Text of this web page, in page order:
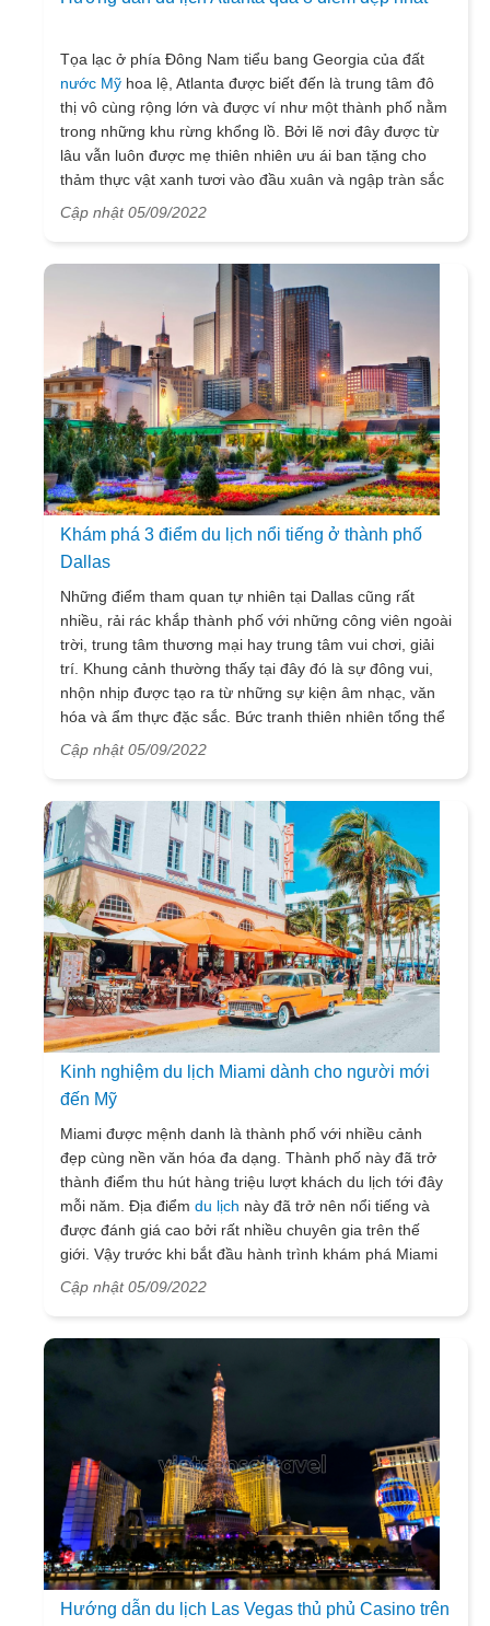
Tọa lạc ở phía Đông Nam tiểu bang Georgia của đất
nước Mỹ hoa lệ, Atlanta được biết đến là trung tâm đô
thị vô cùng rộng lớn và được ví như một thành phố nằm
trong những khu rừng khổng lồ. Bởi lẽ nơi đây được từ
lâu vẫn luôn được mẹ thiên nhiên ưu ái ban tặng cho
thảm thực vật xanh tươi vào đầu xuân và ngập tràn sắc
vàng đỏ lãng mạn nên thơ mỗi khi mùa thu ghé đến.
nên sự hấp dẫn thu hút sự quan tâm của nhiều du
khách. Cùng Vietsense travel điểm danh danh sách
những điểm đến hấp dẫn nhất ở Atlanta gồm có những
nơi nào quý vị nhé!
Cập nhật 05/09/2022
Khám phá 3 điểm du lịch nổi tiếng ở thành phố
Dallas
Những điểm tham quan tự nhiên tại Dallas cũng rất
nhiều, rải rác khắp thành phố với những công viên ngoài
trời, trung tâm thương mại hay trung tâm vui chơi, giải
trí. Khung cảnh thường thấy tại đây đó là sự đông vui,
nhộn nhịp được tạo ra từ những sự kiện âm nhạc, văn
hóa và ẩm thực đặc sắc. Bức tranh thiên nhiên tổng thể
từ đây hiện lên khiến du khách không thể rời mắt. Để có
và cần thiết nhất, đặc biệt là top 3 những điểm du lịch
nổi tiếng tại Dallas, cùng tham khảo nhé!
Cập nhật 05/09/2022
Kinh nghiệm du lịch Miami dành cho người mới
đến Mỹ
Miami được mệnh danh là thành phố với nhiều cảnh
đẹp cùng nền văn hóa đa dạng. Thành phố này đã trở
thành điểm thu hút hàng triệu lượt khách du lịch tới đây
mỗi năm. Địa điểm du lịch này đã trở nên nổi tiếng và
được đánh giá cao bởi rất nhiều chuyên gia trên thế
giới. Vậy trước khi bắt đầu hành trình khám phá Miami
xinh đẹp, cùng VietSense Travel tìm hiểu nơi đây có
Cập nhật 05/09/2022
Hướng dẫn du lịch Las Vegas thủ phủ Casino trên